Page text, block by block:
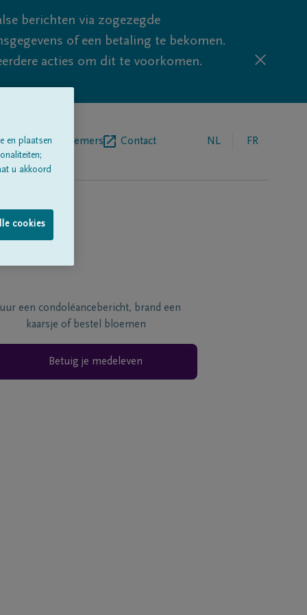
berichten via zogezegde
of een betaling te bekomen.
acties om dit te voorkomen.
Contact NL FR
een condoléancebericht, brand een
kaarsje of bestel bloemen
Betuig je medeleven
en plaatsen
u akkoord
cookies